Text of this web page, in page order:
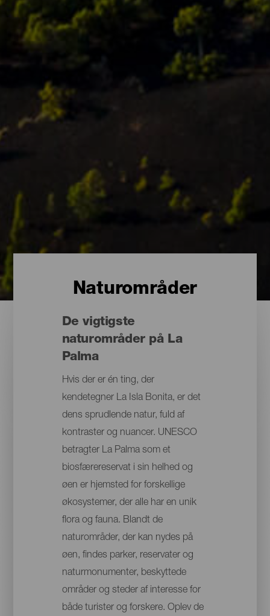
Naturområder
De vigtigste
naturområder på La
Palma
Hvis der er én ting, der
kendetegner La Isla Bonita, er det
dens sprudlende natur, fuld af
kontraster og nuancer. UNESCO
betragter La Palma som et
biosfærereservat i sin helhed og
øen er hjemsted for forskellige
økosystemer, der alle har en unik
flora og fauna. Blandt de
naturområder, der kan nydes på
øen, findes parker, reservater og
naturmonumenter, beskyttede
områder og steder af interesse for
både turister og forskere. Oplev de